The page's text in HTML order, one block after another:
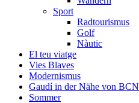
Sport
Radtourismus
Golf
Nàutic
El teu viatge
Vies Blaves
Modernismus
Gaudí in der Nähe von BCN
Sommer